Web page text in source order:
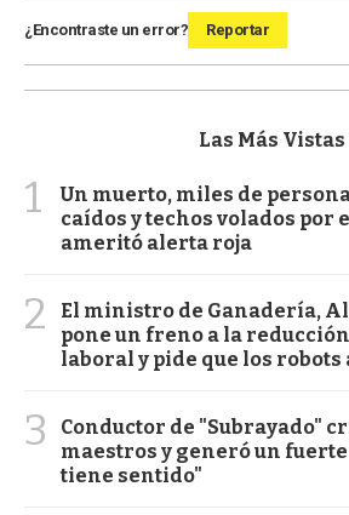
¿Encontraste un error? Reportar
Las Más Vistas
1
Un muerto, miles de
caídos y techos volados por
ameritó alerta roja
2
El ministro de Ganadería,
pone un freno a la
laboral y pide que los robots
3
Conductor de "Subrayado"
maestros y generó un fuerte
tiene sentido"